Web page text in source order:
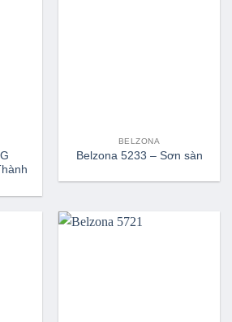
BELZONA
Belzona 5233 – Sơn sàn